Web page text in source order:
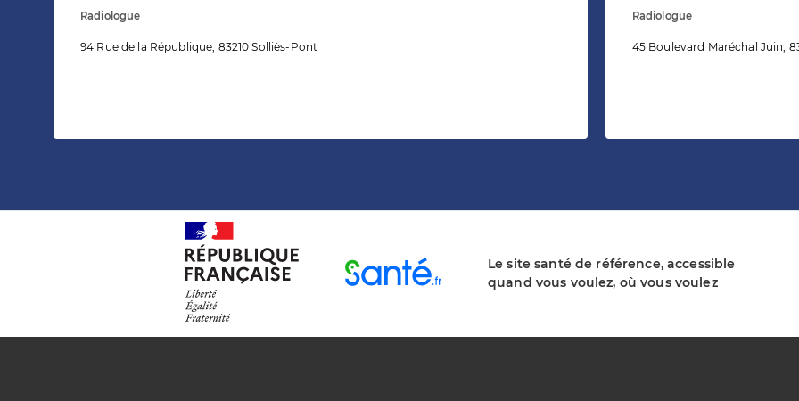
Radiologue
94 Rue de la République, 83210 Solliès-Pont
Radiologue
45 Boulevard Maréchal Juin,
Le site santé de référence, accessible
quand vous voulez, où vous voulez